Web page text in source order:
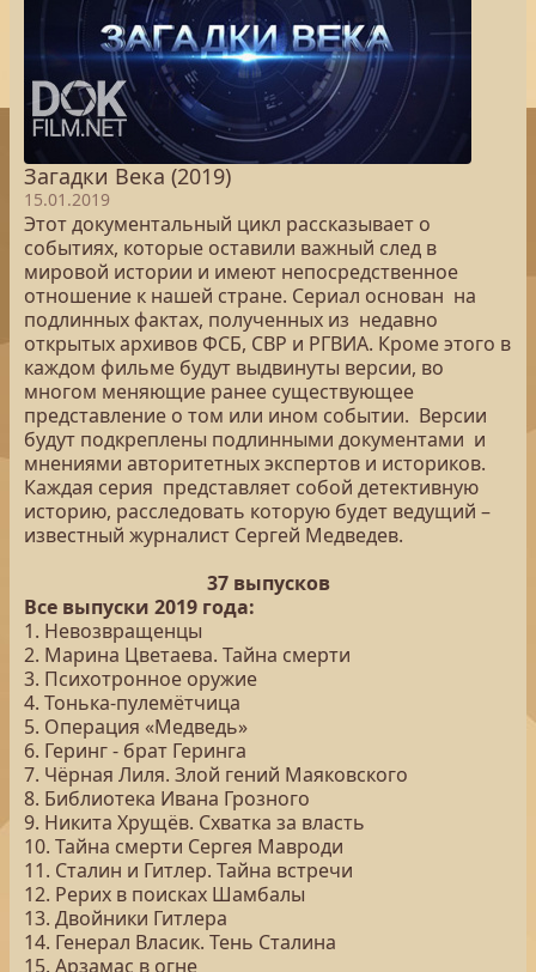
Загадки Века (2019)
15.01.2019
Этот документальный цикл рассказывает о
событиях, которые оставили важный след в
мировой истории и имеют непосредственное
отношение к нашей стране. Сериал основан на
подлинных фактах, полученных из недавно
открытых архивов ФСБ, СВР и РГВИА. Кроме этого в
каждом фильме будут выдвинуты версии, во
многом меняющие ранее существующее
представление о том или ином событии. Версии
будут подкреплены подлинными документами и
мнениями авторитетных экспертов и историков.
Каждая серия представляет собой детективную
историю, расследовать которую будет ведущий –
известный журналист Сергей Медведев.
37 выпусков
Все выпуски 2019 года:
1. Невозвращенцы
2. Марина Цветаева. Тайна смерти
3. Психотронное оружие
4. Тонька-пулемётчица
5. Операция «Медведь»
6. Геринг - брат Геринга
7. Чёрная Лиля. Злой гений Маяковского
8. Библиотека Ивана Грозного
9. Никита Хрущёв. Схватка за власть
10. Тайна смерти Сергея Мавроди
11. Сталин и Гитлер. Тайна встречи
12. Рерих в поисках Шамбалы
13. Двойники Гитлера
14. Генерал Власик. Тень Сталина
15. Арзамас в огне